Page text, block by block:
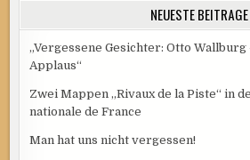
NEUESTE BEITRÄGE
„Vergessene Gesichter: Otto
Applaus“
Zwei Mappen „Rivaux de la Piste“ in
nationale de France
Man hat uns nicht vergessen!